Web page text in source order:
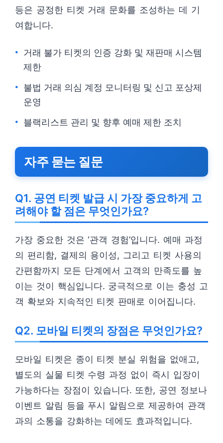
등은 공정한 티켓 거래 문화를 조성하는 데 기
여합니다.
거래 불가 티켓의 인증 강화 및 재판매 시스템
제한
불법 거래 의심 계정 모니터링 및 신고 포상제
운영
블랙리스트 관리 및 향후 예매 제한 조치
자주 묻는 질문
Q1. 공연 티켓 발급 시 가장 중요하게 고
려해야 할 점은 무엇인가요?
가장 중요한 것은 ‘관객 경험’입니다. 예매 과정
의 편리함, 결제의 용이성, 그리고 티켓 사용의
간편함까지 모든 단계에서 고객의 만족도를 높
이는 것이 핵심입니다. 궁극적으로 이는 충성 고
객 확보와 지속적인 티켓 판매로 이어집니다.
Q2. 모바일 티켓의 장점은 무엇인가요?
모바일 티켓은 종이 티켓 분실 위험을 없애고,
별도의 실물 티켓 수령 과정 없이 즉시 입장이
가능하다는 장점이 있습니다. 또한, 공연 정보나
이벤트 알림 등을 푸시 알림으로 제공하여 관객
과의 소통을 강화하는 데에도 효과적입니다.